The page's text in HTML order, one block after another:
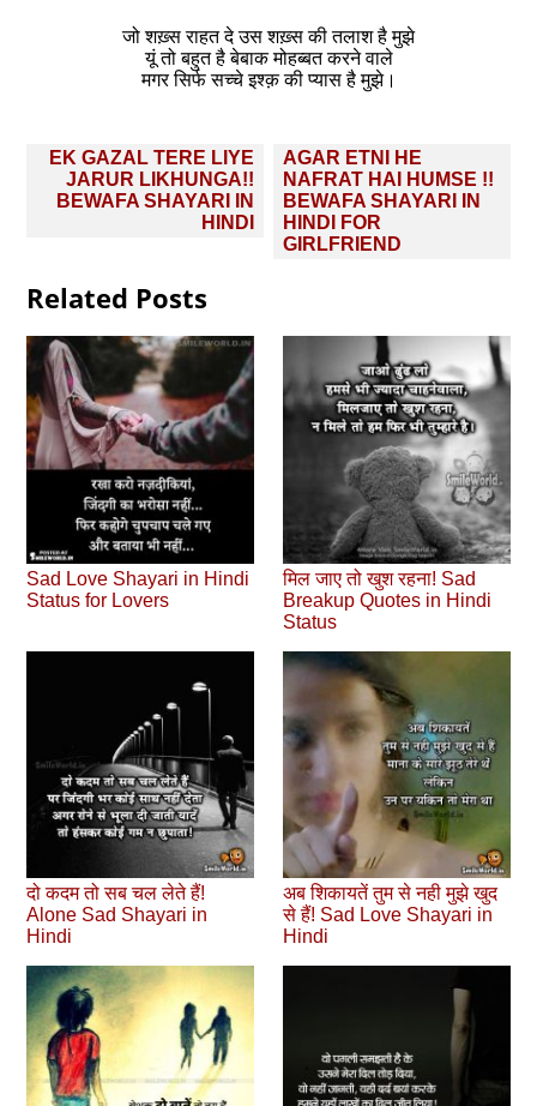
जो शख़्स राहत दे उस शख़्स की तलाश है मुझे
यूं तो बहुत है बेबाक मोहब्बत करने वाले
मगर सिर्फ सच्चे इश्क़ की प्यास है मुझे।
Post
navigation
EK GAZAL TERE LIYE
JARUR LIKHUNGA!!
BEWAFA SHAYARI IN
HINDI
AGAR ETNI HE
NAFRAT HAI HUMSE !!
BEWAFA SHAYARI IN
HINDI FOR
GIRLFRIEND
Related Posts
Sad Love Shayari in Hindi
Status for Lovers
मिल जाए तो खुश रहना! Sad
Breakup Quotes in Hindi
Status
दो कदम तो सब चल लेते हैं!
Alone Sad Shayari in
Hindi
अब शिकायतें तुम से नही मुझे खुद
से हैं! Sad Love Shayari in
Hindi